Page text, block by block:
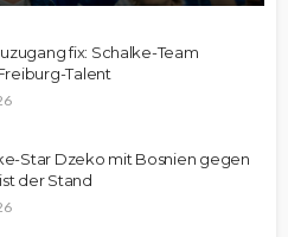
fix: Schalke-Team
Talent
Star Dzeko mit Bosnien gegen
der Stand